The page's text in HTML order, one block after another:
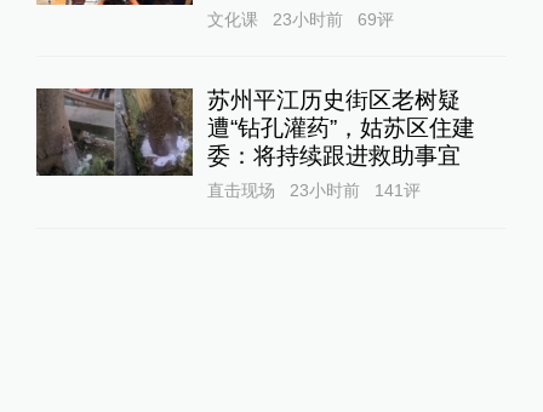
文化课 23小时前 69评
苏州平江历史街区老树疑
遭“钻孔灌药”，姑苏区住建
委：将持续跟进救助事宜
直击现场 23小时前 141评